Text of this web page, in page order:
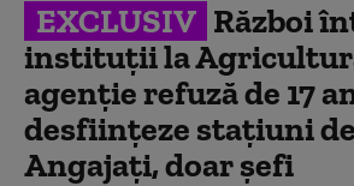
EXCLUSIV Război
instituții la
agenție refuză de 17
desființeze stațiuni
Angajați, doar șefi